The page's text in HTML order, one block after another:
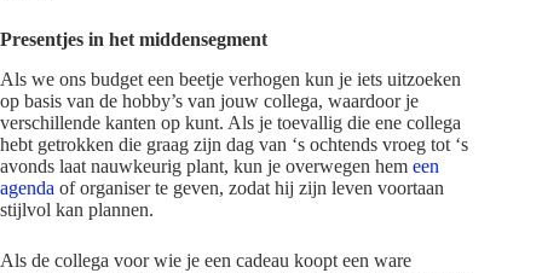
Presentjes in het middensegment
Als we ons budget een beetje verhogen kun je iets uitzoeken
op basis van de hobby’s van jouw collega, waardoor je
verschillende kanten op kunt. Als je toevallig die ene collega
hebt getrokken die graag zijn dag van ‘s ochtends vroeg tot ‘s
avonds laat nauwkeurig plant, kun je overwegen hem een
agenda of organiser te geven, zodat hij zijn leven voortaan
stijlvol kan plannen.
Als de collega voor wie je een cadeau koopt een ware